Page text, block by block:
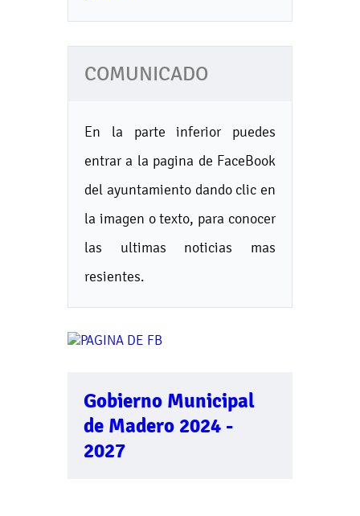
COMUNICADO
En la parte inferior puedes
entrar a la pagina de FaceBook
del ayuntamiento dando clic en
la imagen o texto, para conocer
las ultimas noticias mas
resientes.
Gobierno Municipal
de Madero 2024 -
2027